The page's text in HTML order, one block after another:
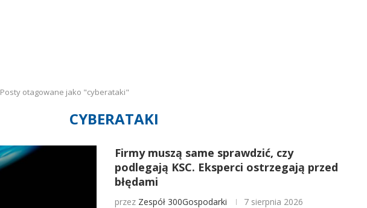
Posty otagowane jako "cyberataki"
CYBERATAKI
Firmy muszą same sprawdzić, czy
podlegają KSC. Eksperci ostrzegają przed
błędami
przez Zespół 300Gospodarki 7 sierpnia 2026